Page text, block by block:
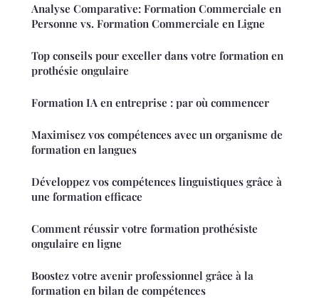
Analyse Comparative: Formation Commerciale en
Personne vs. Formation Commerciale en Ligne
Top conseils pour exceller dans votre formation en
prothésie ongulaire
Formation IA en entreprise : par où commencer
Maximisez vos compétences avec un organisme de
formation en langues
Développez vos compétences linguistiques grâce à
une formation efficace
Comment réussir votre formation prothésiste
ongulaire en ligne
Boostez votre avenir professionnel grâce à la
formation en bilan de compétences